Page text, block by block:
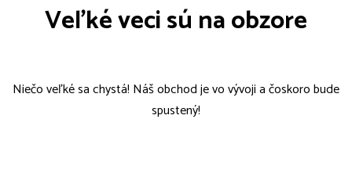
Veľké veci sú na obzore
Niečo veľké sa chystá! Náš obchod je vo vývoji a čoskoro bude
spustený!